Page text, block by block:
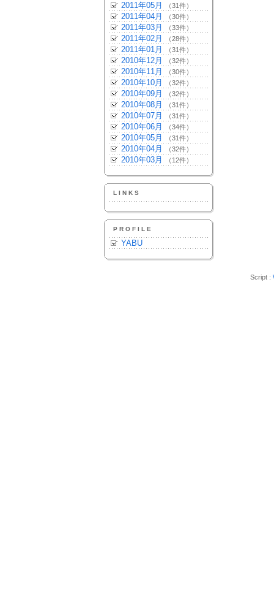
2011年05月 （31件）
2011年04月 （30件）
2011年03月 （33件）
2011年02月 （28件）
2011年01月 （31件）
2010年12月 （32件）
2010年11月 （30件）
2010年10月 （32件）
2010年09月 （32件）
2010年08月 （31件）
2010年07月 （31件）
2010年06月 （34件）
2010年05月 （31件）
2010年04月 （32件）
2010年03月 （12件）
LINKS
PROFILE
YABU
Script :